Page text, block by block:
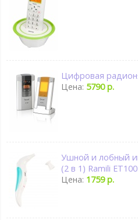
Цифровая
Цена: 5790 р.
Ушной и лобный
(2 в 1) Ramili
Цена: 1759 р.